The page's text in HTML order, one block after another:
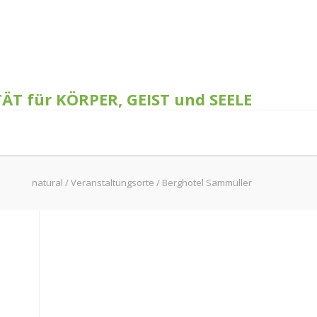
KÖRPER, GEIST und SEELE
natural /Veranstaltungsorte / Berghotel Sammüller